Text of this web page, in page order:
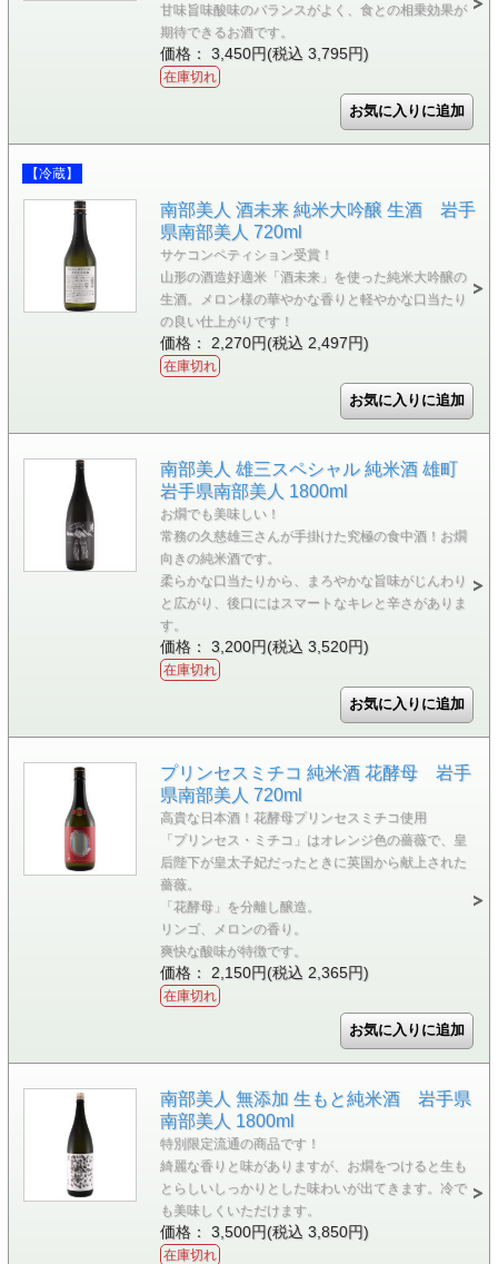
甘味旨味酸味のバランスがよく、食との相乗効果が
期待できるお酒です。
価格： 3,450円(税込 3,795円)
在庫切れ
【冷蔵】
南部美人 酒未来 純米大吟醸 生酒 岩手
県南部美人 720ml
サケコンペティション受賞！
山形の酒造好適米「酒未来」を使った純米大吟醸の
生酒。メロン様の華やかな香りと軽やかな口当たり
の良い仕上がりです！
価格： 2,270円(税込 2,497円)
在庫切れ
南部美人 雄三スペシャル 純米酒 雄町
岩手県南部美人 1800ml
お燗でも美味しい！
常務の久慈雄三さんが手掛けた究極の食中酒！お燗
向きの純米酒です。
柔らかな口当たりから、まろやかな旨味がじんわり
と広がり、後口にはスマートなキレと辛さがありま
す。
価格： 3,200円(税込 3,520円)
在庫切れ
プリンセスミチコ 純米酒 花酵母 岩手
県南部美人 720ml
高貴な日本酒！花酵母プリンセスミチコ使用
「プリンセス・ミチコ」はオレンジ色の薔薇で、皇
后陛下が皇太子妃だったときに英国から献上された
薔薇。
「花酵母」を分離し醸造。
リンゴ、メロンの香り。
爽快な酸味が特徴です。
価格： 2,150円(税込 2,365円)
在庫切れ
南部美人 無添加 生もと純米酒 岩手県
南部美人 1800ml
特別限定流通の商品です！
綺麗な香りと味がありますが、お燗をつけると生も
とらしいしっかりとした味わいが出てきます。冷で
も美味しくいただけます。
価格： 3,500円(税込 3,850円)
在庫切れ